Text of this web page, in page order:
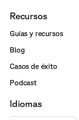
Recursos
Guías y recursos
Blog
Casos de éxito
Podcast
Idiomas